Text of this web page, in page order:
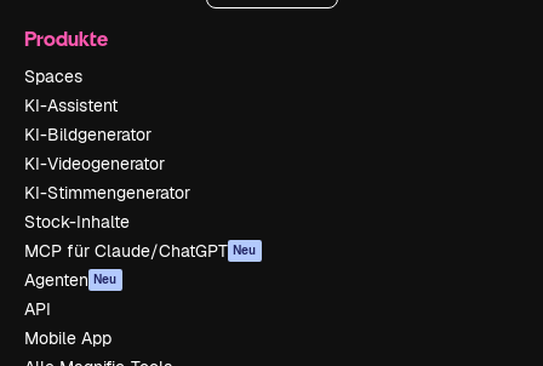
Produkte
Spaces
KI-Assistent
KI-Bildgenerator
KI-Videogenerator
KI-Stimmengenerator
Stock-Inhalte
MCP für Claude/ChatGPT Neu
Agenten Neu
API
Mobile App